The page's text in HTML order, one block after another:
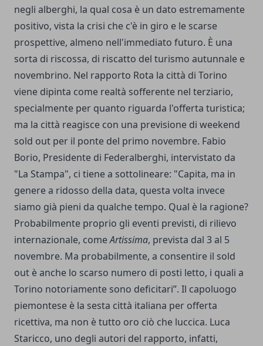
negli alberghi, la qual cosa è un dato estremamente
positivo, vista la crisi che c'è in giro e le scarse
prospettive, almeno nell'immediato futuro. È una
sorta di riscossa, di riscatto del turismo autunnale e
novembrino. Nel rapporto Rota la città di Torino
viene dipinta come realtà sofferente nel terziario,
specialmente per quanto riguarda l'offerta turistica;
ma la città reagisce con una previsione di weekend
sold out per il ponte del primo novembre. Fabio
Borio, Presidente di Federalberghi, intervistato da
"La Stampa", ci tiene a sottolineare: "Capita, ma in
genere a ridosso della data, questa volta invece
siamo già pieni da qualche tempo. Qual è la ragione?
Probabilmente proprio gli eventi previsti, di rilievo
internazionale, comeArtissima, prevista dal 3 al 5
novembre. Ma probabilmente, a consentire il sold
out è anche lo scarso numero di posti letto, i quali a
Torino notoriamente sono deficitari”. Il capoluogo
piemontese è la sesta città italiana per offerta
ricettiva, ma non è tutto oro ciò che luccica. Luca
Staricco, uno degli autori del rapporto, infatti,